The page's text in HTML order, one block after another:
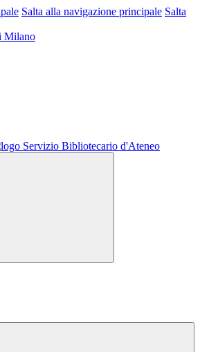
Salta alla navigazione principale Salta
Milano